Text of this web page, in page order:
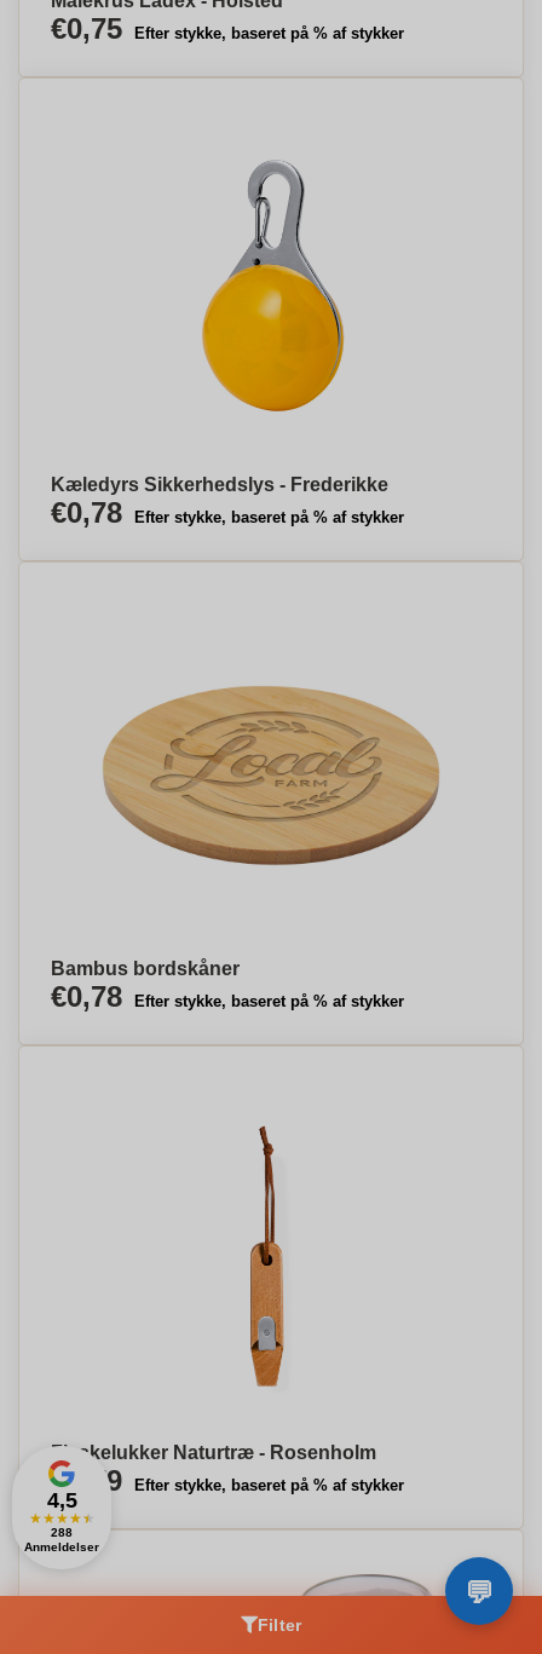
€0,75 Efter stykke, baseret på % af stykker
Kæledyrs Sikkerhedslys - Frederikke
€0,78 Efter stykke, baseret på % af stykker
Bambus bordskåner
€0,78 Efter stykke, baseret på % af stykker
Flaskelukker Naturtræ - Rosenholm
€0,79 Efter stykke, baseret på % af stykker
Filter
4,5
★★★★★
288
Anmeldelser